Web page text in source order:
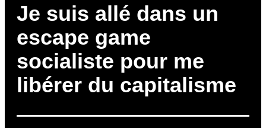
Je suis allé dans un
escape game
socialiste pour me
libérer du capitalisme